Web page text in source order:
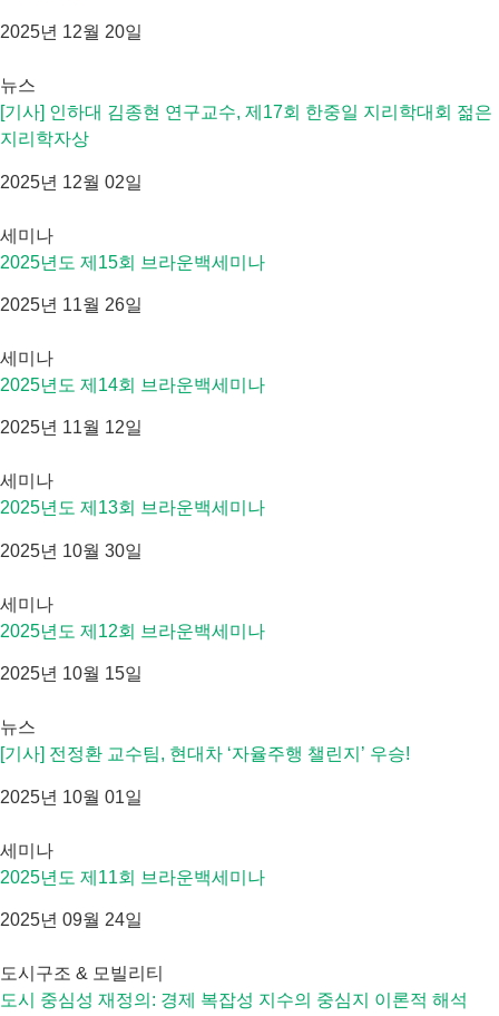
2025년 12월 20일
뉴스
[기사] 인하대 김종현 연구교수, 제17회 한중일 지리학대회 젊은
지리학자상
2025년 12월 02일
세미나
2025년도 제15회 브라운백세미나
2025년 11월 26일
세미나
2025년도 제14회 브라운백세미나
2025년 11월 12일
세미나
2025년도 제13회 브라운백세미나
2025년 10월 30일
세미나
2025년도 제12회 브라운백세미나
2025년 10월 15일
뉴스
[기사] 전정환 교수팀, 현대차 ‘자율주행 챌린지’ 우승!
2025년 10월 01일
세미나
2025년도 제11회 브라운백세미나
2025년 09월 24일
도시구조 & 모빌리티
도시 중심성 재정의: 경제 복잡성 지수의 중심지 이론적 해석